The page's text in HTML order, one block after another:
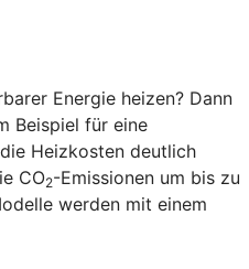
Energie heizen? Dann
Beispiel für eine
Heizkosten deutlich
CO2-Emissionen um bis zu
werden mit einem